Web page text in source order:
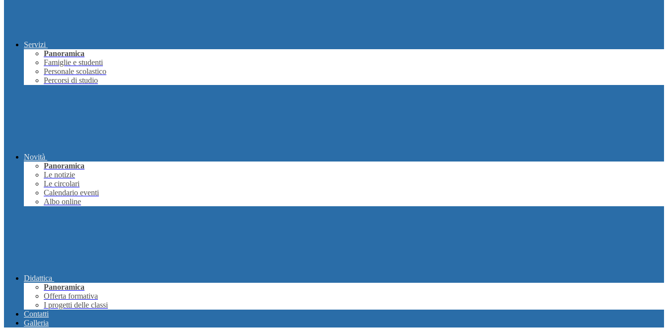
Servizi
Panoramica
Famiglie e studenti
Personale scolastico
Percorsi di studio
Novità
Panoramica
Le notizie
Le circolari
Calendario eventi
Albo online
Didattica
Panoramica
Offerta formativa
I progetti delle classi
Contatti
Galleria